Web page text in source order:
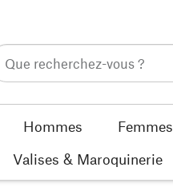
Hommes Femmes
Valises & Maroquinerie